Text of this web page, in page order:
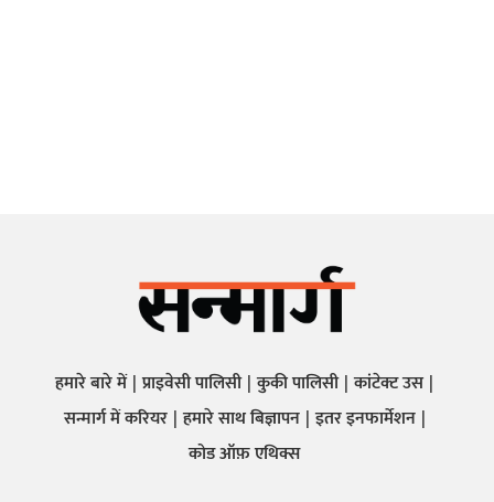
हमारे बारे में प्राइवेसी पालिसी कुकी पालिसी कांटेक्ट उस
सन्मार्ग में करियर हमारे साथ बिज्ञापन इतर इनफार्मेशन
कोड ऑफ़ एथिक्स